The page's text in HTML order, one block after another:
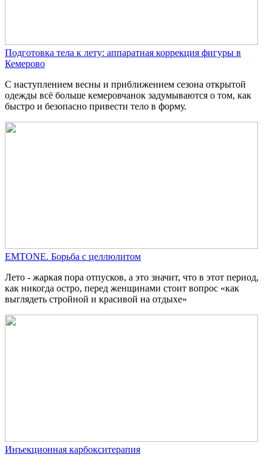
Подготовка тела к лету: аппаратная коррекция фигуры в
Кемерово
С наступлением весны и приближением сезона открытой
одежды всё больше кемеровчанок задумываются о том, как
быстро и безопасно привести тело в форму.
EMTONE. Борьба с целлюлитом
Лето - жаркая пора отпусков, а это значит, что в этот период,
как никогда остро, перед женщинами стоит вопрос «как
выглядеть стройной и красивой на отдыхе»
Инъекционная карбокситерапия